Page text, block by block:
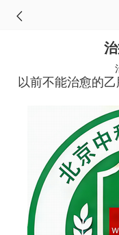
以前不能治愈的